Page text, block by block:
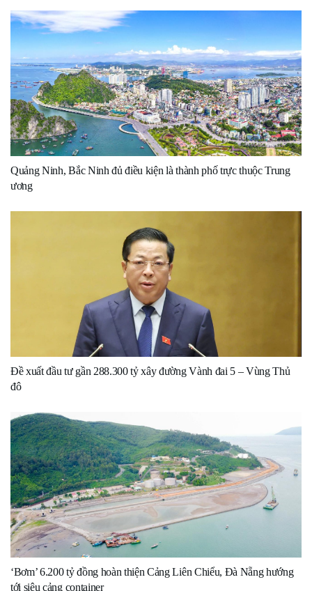
Quảng Ninh, Bắc Ninh đủ điều kiện là thành phố trực thuộc Trung
ương
Đề xuất đầu tư gần 288.300 tỷ xây đường Vành đai 5 – Vùng Thủ
đô
‘Bơm’ 6.200 tỷ đồng hoàn thiện Cảng Liên Chiểu, Đà Nẵng hướng
tới siêu cảng container